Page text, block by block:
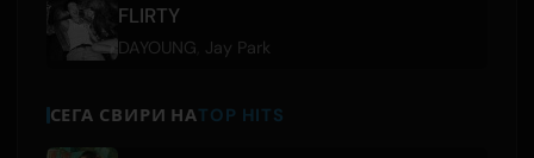
FLIRTY
DAYOUNG Jay Park
СЕГА СВИРИ НАTOP HITS